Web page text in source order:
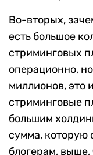
Во-вторых,
есть большое
стриминговых
операционно,
миллионов, это
стриминговые
большим
сумма, которую
блогерам,